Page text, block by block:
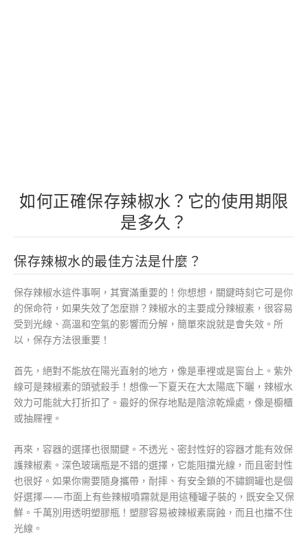
如何正確保存辣椒水？它的使用期限
是多久？
保存辣椒水的最佳方法是什麼？
保存辣椒水這件事啊，其實滿重要的！你想想，關鍵時刻它可是你
的保命符，如果失效了怎麼辦？辣椒水的主要成分辣椒素，很容易
受到光線、高溫和空氣的影響而分解，簡單來說就是會失效。所
以，保存方法很重要！
首先，絕對不能放在陽光直射的地方，像是車裡或是窗台上。紫外
線可是辣椒素的頭號殺手！想像一下夏天在大太陽底下曬，辣椒水
效力可能就大打折扣了。最好的保存地點是陰涼乾燥處，像是櫥櫃
或抽屜裡。
再來，容器的選擇也很關鍵。不透光、密封性好的容器才能有效保
護辣椒素。深色玻璃瓶是不錯的選擇，它能阻擋光線，而且密封性
也很好。如果你需要隨身攜帶，耐摔、有安全鎖的不鏽鋼罐也是個
好選擇——市面上有些辣椒噴霧就是用這種罐子裝的，既安全又保
鮮。千萬別用透明塑膠瓶！塑膠容易被辣椒素腐蝕，而且也擋不住
光線。